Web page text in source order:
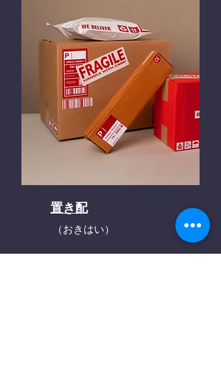
置き配
（おきはい）